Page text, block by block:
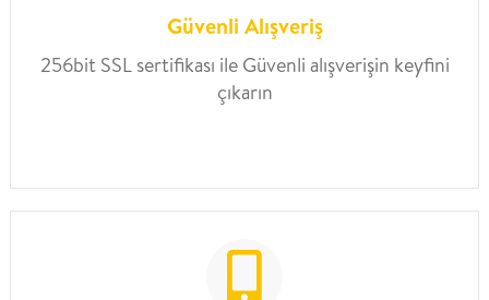
Güvenli Alışveriş
256bit SSL sertifikası ile Güvenli alışverişin keyfini
çıkarın